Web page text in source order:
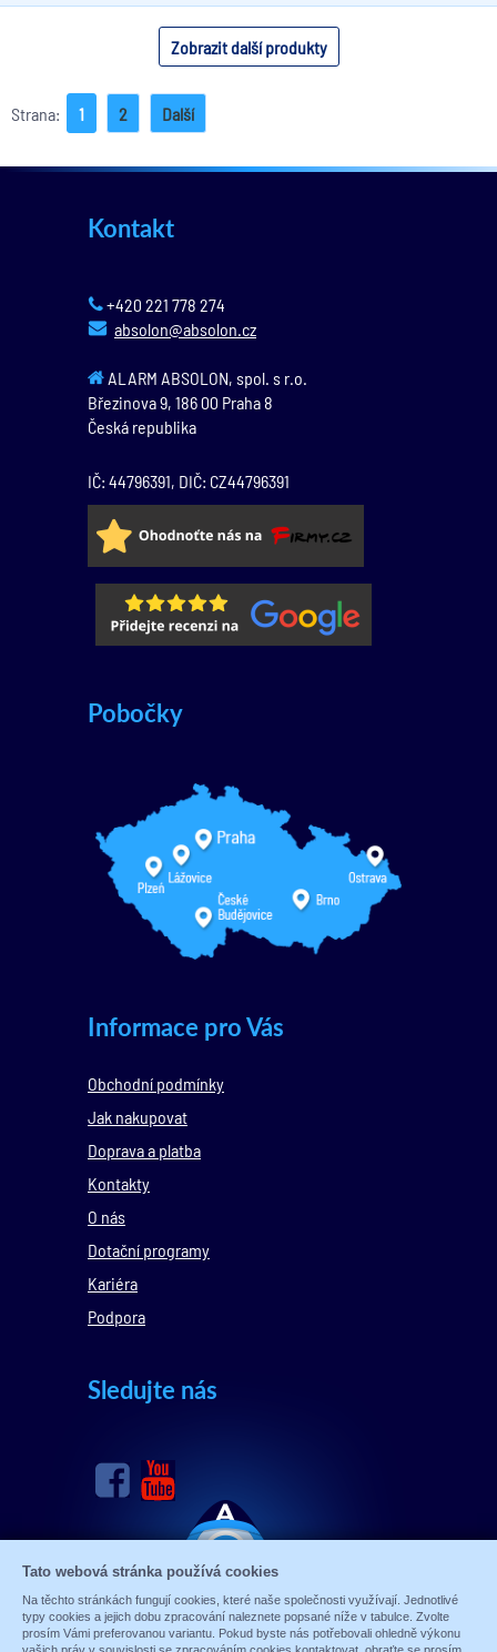
Zobrazit další produkty
Strana: 1 2 Další
Kontakt
+420 221 778 274
absolon@absolon.cz
ALARM ABSOLON, spol. s r.o.
Březinova 9, 186 00 Praha 8
Česká republika
IČ: 44796391, DIČ: CZ44796391
Pobočky
Informace pro Vás
Obchodní podmínky
Jak nakupovat
Doprava a platba
Kontakty
O nás
Dotační programy
Kariéra
Podpora
Sledujte nás
Tato webová stránka používá cookies
Na těchto stránkách fungují cookies, které naše společnosti využívají. Jednotlivé
typy cookies a jejich dobu zpracování naleznete popsané níže v tabulce. Zvolte
prosím Vámi preferovanou variantu. Pokud byste nás potřebovali ohledně výkonu